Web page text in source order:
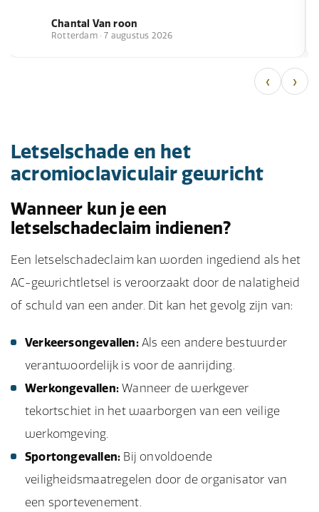
Chantal Van roon
Rotterdam · 7 augustus 2026
‹ ›
Letselschade en het
acromioclaviculair gewricht
Wanneer kun je een
letselschadeclaim indienen?
Een letselschadeclaim kan worden ingediend als het
AC-gewrichtletsel is veroorzaakt door de nalatigheid
of schuld van een ander. Dit kan het gevolg zijn van:
Verkeersongevallen:Als een andere bestuurder
verantwoordelijk is voor de aanrijding.
Werkongevallen: Wanneer de werkgever
tekortschiet in het waarborgen van een veilige
werkomgeving.
Sportongevallen: Bij onvoldoende
veiligheidsmaatregelen door de organisator van
een sportevenement.